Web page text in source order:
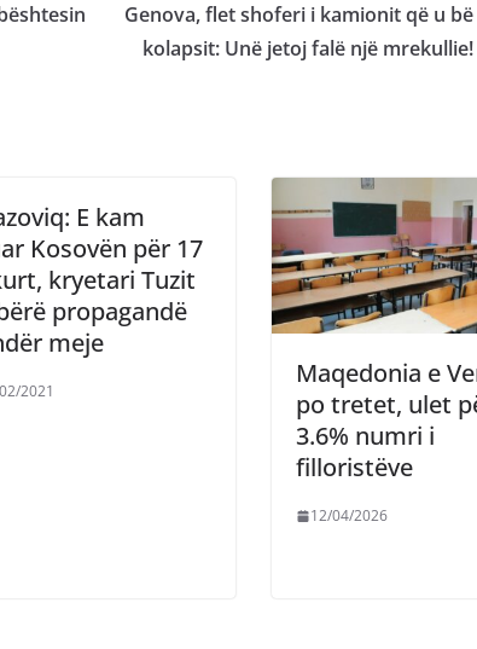
Genova, flet shoferi i kamionit që u
kolapsit: Unë jetoj falë një mrekullie!
E kam
Kosovën për 17
kryetari Tuzit
propagandë
meje
2021
Maqedonia e
po tretet, ulet
3.6% numri i
filloristëve
12/04/2026